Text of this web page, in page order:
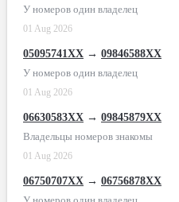
У номеров один владелец
01 Aug 2026
05095741XX → 09846588XX
У номеров один владелец
01 Aug 2026
06630583XX → 09845879XX
Владельцы номеров знакомы
01 Aug 2026
06750707XX → 06756878XX